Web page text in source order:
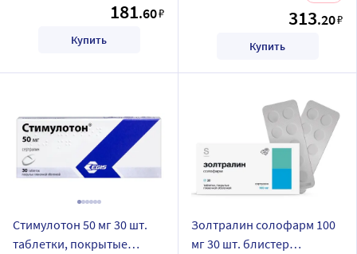
181.60₽
Купить
313.20₽
Купить
Стимулотон 50 мг 30 шт.
таблетки, покрытые
Золтралин солофарм 100
мг 30 шт. блистер